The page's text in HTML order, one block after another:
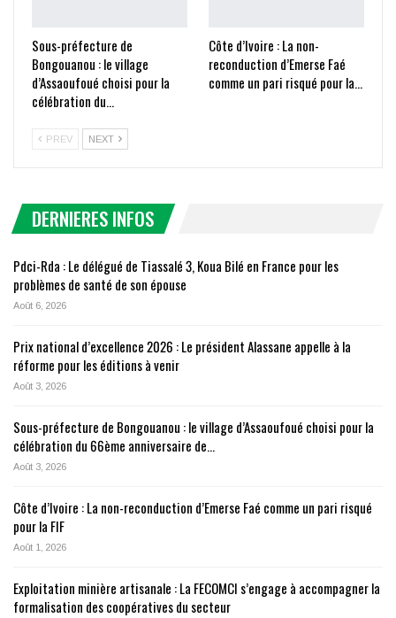
Sous-préfecture de
Bongouanou : le village
d’Assaoufoué choisi pour la
célébration du…
Côte d’Ivoire : La non-
reconduction d’Emerse Faé
comme un pari risqué pour la…
PREV NEXT
DERNIERES INFOS
Pdci-Rda : Le délégué de Tiassalé 3, Koua Bilé en France pour les
problèmes de santé de son épouse
Août 6, 2026
Prix national d’excellence 2026 : Le président Alassane appelle à la
réforme pour les éditions à venir
Août 3, 2026
Sous-préfecture de Bongouanou : le village d’Assaoufoué choisi pour la
célébration du 66ème anniversaire de…
Août 3, 2026
Côte d’Ivoire : La non-reconduction d’Emerse Faé comme un pari risqué
pour la FIF
Août 1, 2026
Exploitation minière artisanale : La FECOMCI s’engage à accompagner la
formalisation des coopératives du secteur